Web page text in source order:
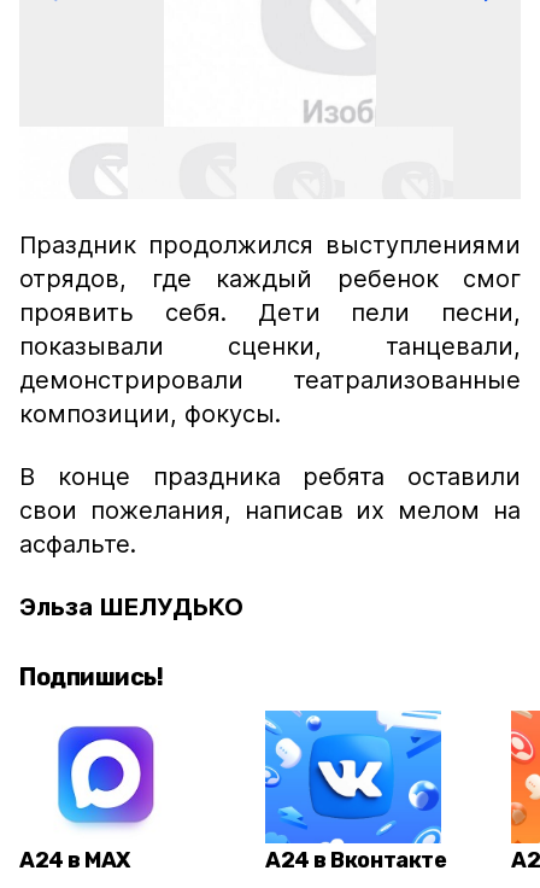
Праздник продолжился выступлениями
отрядов, где каждый ребенок смог
проявить себя. Дети пели песни,
показывали сценки, танцевали,
демонстрировали театрализованные
композиции, фокусы.
В конце праздника ребята оставили
свои пожелания, написав их мелом на
асфальте.
Эльза ШЕЛУДЬКО
Подпишись!
А24 в MAX А24 в Вконтакте